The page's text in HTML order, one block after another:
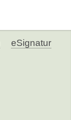
eSignatur